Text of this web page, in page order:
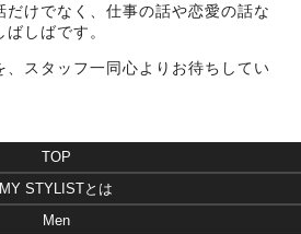
けでなく、仕事の話や恋愛の話な
しばです。
、スタッフ一同心よりお待ちしてい
TOP
MY STYLISTとは
Men